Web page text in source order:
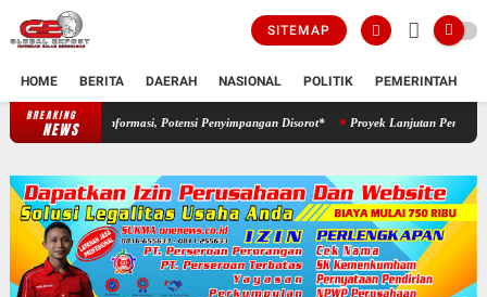
SITEMAP
HOME BERITA DAERAH NASIONAL POLITIK PEMERINTAH
BREAKING
NEWS *Proyek Aspirasi Dewan Diduga Abaikan Keterbukaan Informasi,